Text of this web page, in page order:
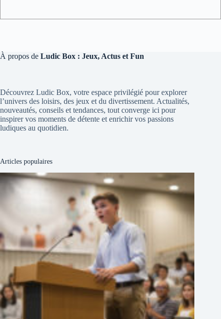
À propos de Ludic Box : Jeux, Actus et Fun
Découvrez Ludic Box, votre espace privilégié pour explorer
l’univers des loisirs, des jeux et du divertissement. Actualités,
nouveautés, conseils et tendances, tout converge ici pour
inspirer vos moments de détente et enrichir vos passions
ludiques au quotidien.
Articles populaires